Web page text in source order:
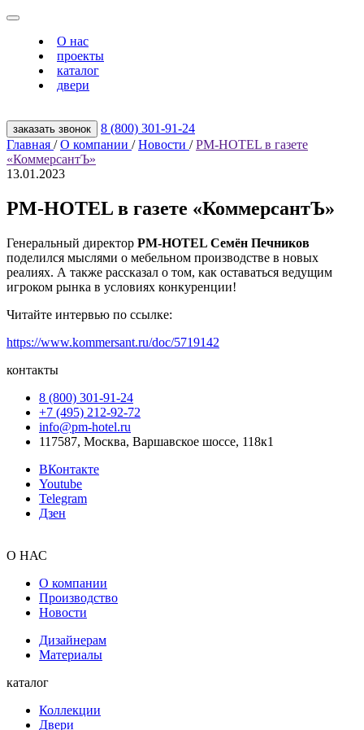
О нас
проекты
каталог
двери
заказать звонок
8 (800) 301‑91‑24
Главная / О компании / Новости / PM-HOTEL в газете
«КоммерсантЪ»
13.01.2023
PM-HOTEL в газете «КоммерсантЪ»
Генеральный директор PM-HOTEL Семён Печников
поделился мыслями о мебельном производстве в новых
реалиях. А также рассказал о том, как оставаться ведущим
игроком рынка в условиях конкуренции!
Читайте интервью по ссылке:
https://www.kommersant.ru/doc/5719142
контакты
8 (800) 301‑91‑24
+7 (495) 212‑92‑72
info@pm-hotel.ru
117587, Москва, Варшавское шоссе, 118к1
ВКонтакте
Youtube
Telegram
Дзен
О НАС
О компании
Производство
Новости
Дизайнерам
Материалы
каталог
Коллекции
Двери